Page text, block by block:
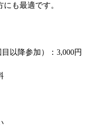
も最適です。
以降参加）：3,000円